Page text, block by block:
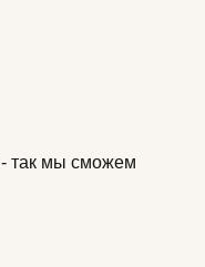
- так мы сможем